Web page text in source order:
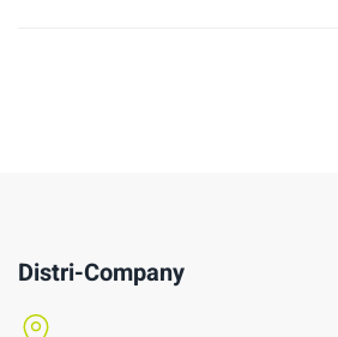
Distri-Company